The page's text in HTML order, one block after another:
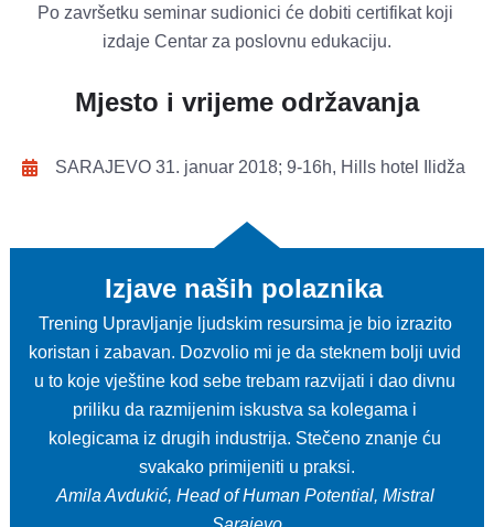
Po završetku seminar sudionici će dobiti certifikat koji
izdaje Centar za poslovnu edukaciju.
Mjesto i vrijeme održavanja
Izjave naših polaznika
Trening Upravljanje ljudskim resursima je bio izrazito
koristan i zabavan. Dozvolio mi je da steknem bolji uvid
u to koje vještine kod sebe trebam razvijati i dao divnu
priliku da razmijenim iskustva sa kolegama i
kolegicama iz drugih industrija. Stečeno znanje ću
Amila Avdukić, Head of Human Potential, Mistral